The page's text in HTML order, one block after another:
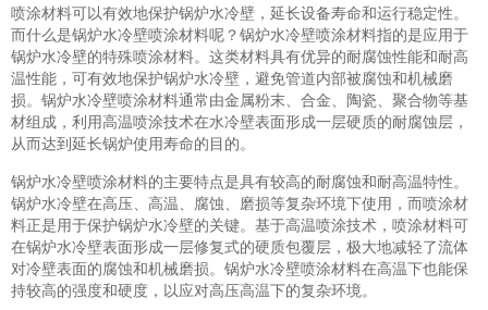
喷涂材料可以有效地保护锅炉水冷壁，延长设备寿命和运行稳定性。
而什么是锅炉水冷壁喷涂材料呢？锅炉水冷壁喷涂材料指的是应用于
锅炉水冷壁的特殊喷涂材料。这类材料具有优异的耐腐蚀性能和耐高
温性能，可有效地保护锅炉水冷壁，避免管道内部被腐蚀和机械磨
损。锅炉水冷壁喷涂材料通常由金属粉末、合金、陶瓷、聚合物等基
材组成，利用高温喷涂技术在水冷壁表面形成一层硬质的耐腐蚀层，
从而达到延长锅炉使用寿命的目的。
锅炉水冷壁喷涂材料的主要特点是具有较高的耐腐蚀和耐高温特性。
锅炉水冷壁在高压、高温、腐蚀、磨损等复杂环境下使用，而喷涂材
料正是用于保护锅炉水冷壁的关键。基于高温喷涂技术，喷涂材料可
在锅炉水冷壁表面形成一层修复式的硬质包覆层，极大地减轻了流体
对冷壁表面的腐蚀和机械磨损。锅炉水冷壁喷涂材料在高温下也能保
持较高的强度和硬度，以应对高压高温下的复杂环境。